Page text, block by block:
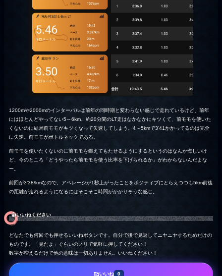
1200mや2000mのインターバルは前年の同時期と変わらない感じで走れているけど、前年
にはほとんどやってない5～6km、約20分間のLT走はなかなかにキツくて、前モモを使いた
くないのに結局前モモがキツくなって失速してしまう。4～5kmで3’41かかってるのは完全
に失速。前モモがボトルネックである。
前モモを使いたくないのに前モモを鍛えてもたせるようにするというのはなんか悔しいけ
ど、今のところ「どうやったら前モモを使う比率を下げられるか」がわからないんだよな
ー。
前回が3’38/kmなので、アベレージが1秒上がったことをポジティブにとらえつつも5km前後
の距離が走れるようになるにはそこそこ時間がかかりそうな感じ。
👍️いいねください
どなたでも何回でも押せるいいねボタンです。自分で後で見返してニヤニヤするためだけの
ものです。「見たよ」ぐらいのノリで気軽に押してください！
数字が増えるだけで他の意味は一切ありません。いいねください！
🥰いいね 0